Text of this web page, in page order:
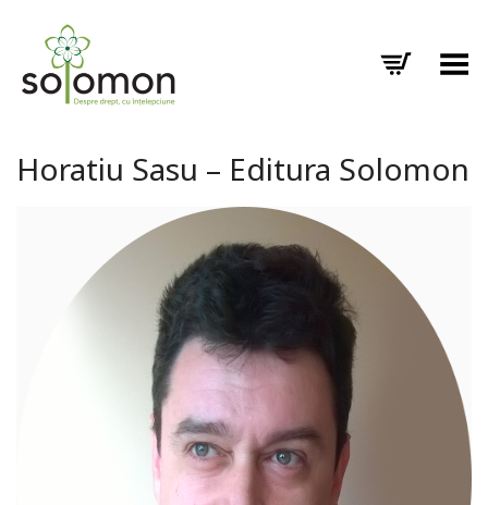
Toggle Menu
Horatiu Sasu – Editura Solomon